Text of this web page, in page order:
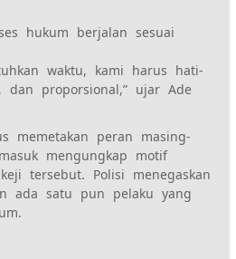
hukum berjalan sesuai
waktu, kami harus hati-
dan proporsional,” ujar Ade
memetakan peran masing-
mengungkap motif
tersebut. Polisi menegaskan
ada satu pun pelaku yang